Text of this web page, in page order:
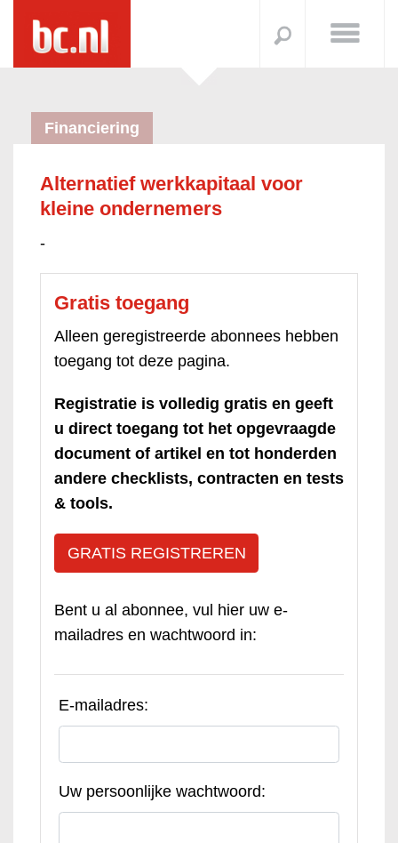
Financiering
Alternatief werkkapitaal voor
kleine ondernemers
-
Gratis toegang
Alleen geregistreerde abonnees hebben
toegang tot deze pagina.
Registratie is volledig gratis en geeft
u direct toegang tot het opgevraagde
document of artikel en tot honderden
andere checklists, contracten en tests
& tools.
GRATIS REGISTREREN
Bent u al abonnee, vul hier uw e-
mailadres en wachtwoord in:
E-mailadres:
Uw persoonlijke wachtwoord: